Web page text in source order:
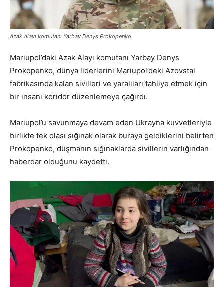
Azak Alayı komutanı Yarbay Denys Prokopenko
Mariupol’daki Azak Alayı komutanı Yarbay Denys
Prokopenko, dünya liderlerini Mariupol’deki Azovstal
fabrikasında kalan sivilleri ve yaralıları tahliye etmek için
bir insani koridor düzenlemeye çağırdı.
Mariupol’u savunmaya devam eden Ukrayna kuvvetleriyle
birlikte tek olası sığınak olarak buraya geldiklerini belirten
Prokopenko, düşmanın sığınaklarda sivillerin varlığından
haberdar olduğunu kaydetti.